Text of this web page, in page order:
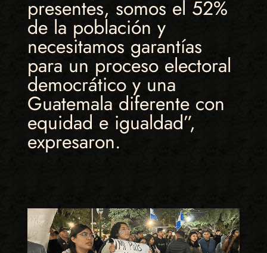
presentes, somos el 52%
de la población y
necesitamos garantías
para un proceso electoral
democrático y una
Guatemala diferente con
equidad e igualdad”,
expresaron.